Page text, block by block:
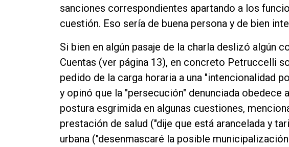
sanciones correspondientes apartando a los
cuestión. Eso sería de buena persona y de bien
Si bien en algún pasaje de la charla deslizó algún
Cuentas (ver página 13), en concreto Petruccelli
pedido de la carga horaria a una "intencionalidad
y opinó que la "persecución" denunciada obedece
postura esgrimida en algunas cuestiones,
prestación de salud ("dije que está arancelada y
urbana ("desenmascaré la posible